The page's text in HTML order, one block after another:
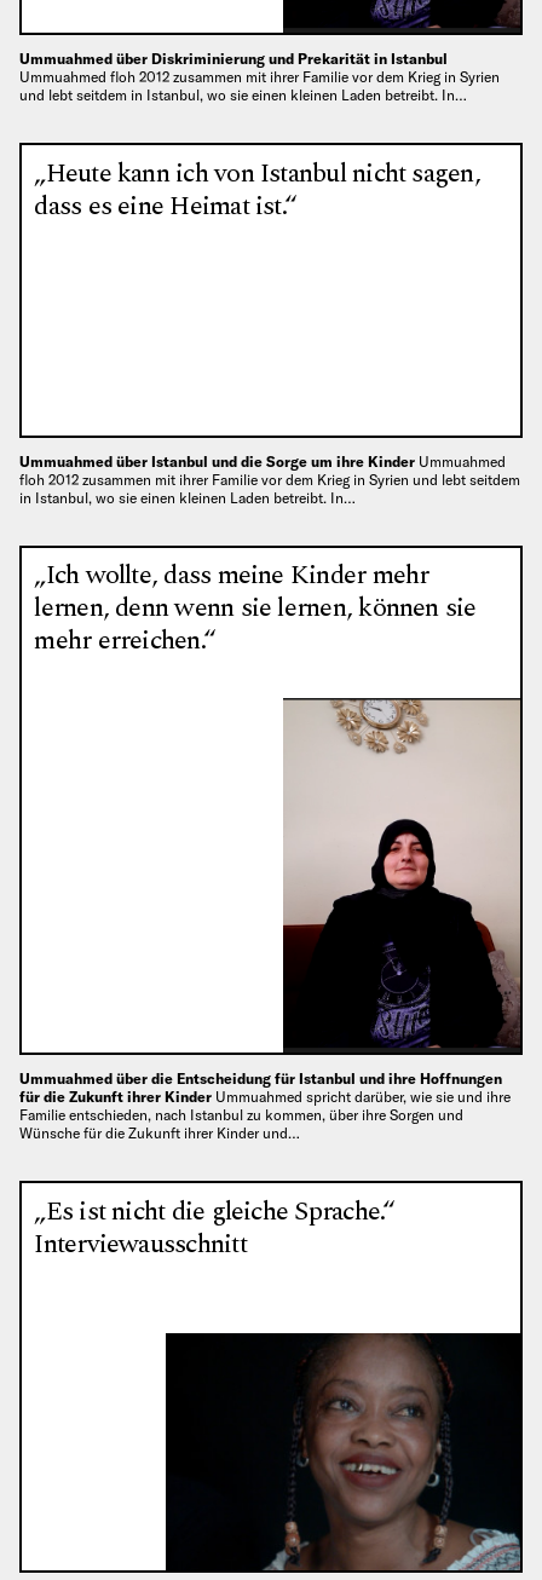
Ummuahmed über Diskriminierung und Prekarität in Istanbul
Ummuahmed floh 2012 zusammen mit ihrer Familie vor dem Krieg in Syrien
und lebt seitdem in Istanbul, wo sie einen kleinen Laden betreibt. In…
„Heute kann ich von Istanbul nicht sagen,
dass es eine Heimat ist.“
Ummuahmed über Istanbul und die Sorge um ihre Kinder Ummuahmed
floh 2012 zusammen mit ihrer Familie vor dem Krieg in Syrien und lebt seitdem
in Istanbul, wo sie einen kleinen Laden betreibt. In…
„Ich wollte, dass meine Kinder mehr
lernen, denn wenn sie lernen, können sie
mehr erreichen.“
Ummuahmed über die Entscheidung für Istanbul und ihre Hoffnungen
für die Zukunft ihrer Kinder Ummuahmed spricht darüber, wie sie und ihre
Familie entschieden, nach Istanbul zu kommen, über ihre Sorgen und
Wünsche für die Zukunft ihrer Kinder und…
„Es ist nicht die gleiche Sprache.“
Interviewausschnitt